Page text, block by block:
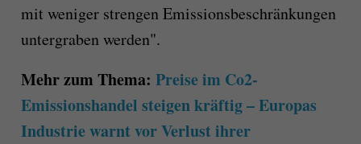
mit weniger strengen Emissionsbeschränkungen
untergraben werden".
Mehr zum Thema: Preise im Co2-
Emissionshandel steigen kräftig – Europas
Industrie warnt vor Verlust ihrer